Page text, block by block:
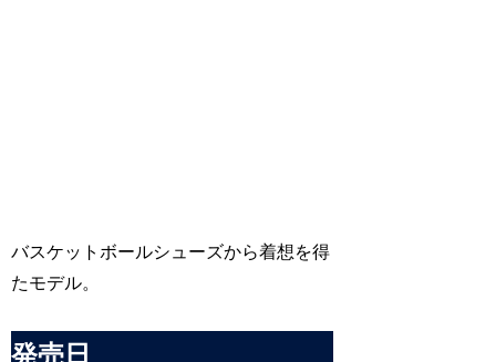
バスケットボールシューズから着想を得
たモデル。
発売日